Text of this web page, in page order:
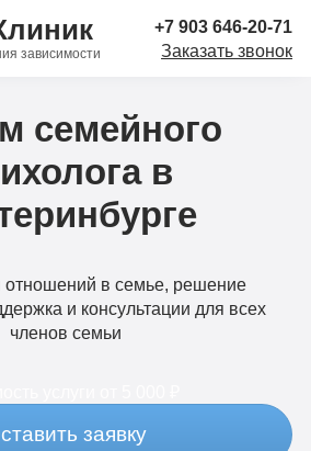
зависимости
+7 903 646-20-71
Заказать звонок
семейного
в
отношений в семье, решение
и консультации для всех
членов семьи
заявку